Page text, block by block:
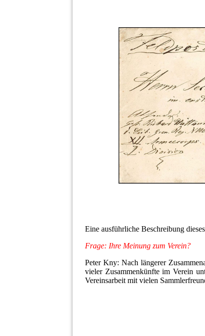
Eine ausführliche Beschreibung
Frage: Ihre Meinung zum Verein?
Peter Kny: Nach längerer
vieler Zusammenkünfte im Verein
Vereinsarbeit mit vielen